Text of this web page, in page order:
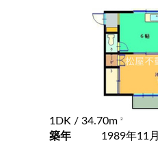
1DK / 34.70m 2
築年
1989年11月